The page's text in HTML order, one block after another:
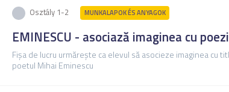
Osztály 1-2 MUNKALAPOK ÉS ANYAGOK
EMINESCU - asociază imaginea cu
Fișa de lucru urmărește ca elevul să asocieze imaginea cu
poetul Mihai Eminescu